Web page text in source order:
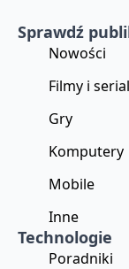
Sprawdź
Nowości
Filmy i
Gry
Komputery
Mobile
Inne
Technologie
Poradniki